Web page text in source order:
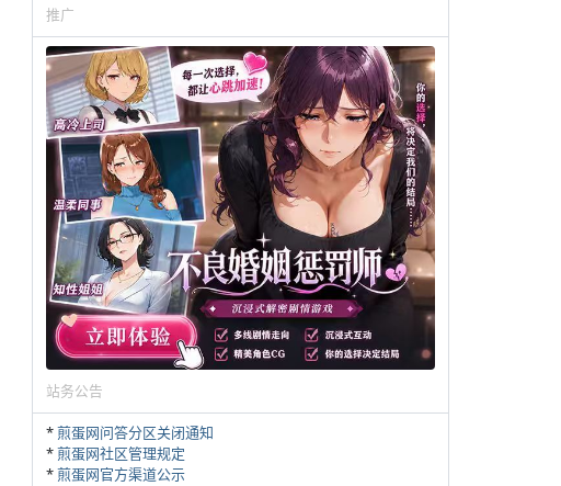
推广
站务公告
*煎蛋网问答分区关闭通知
*煎蛋网社区管理规定
*煎蛋网官方渠道公示